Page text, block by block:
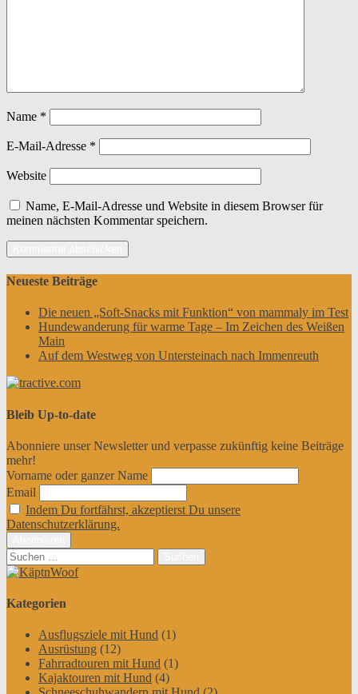
Name *
E-Mail-Adresse *
Website
Name, E-Mail-Adresse und Website in diesem Browser für
meinen nächsten Kommentar speichern.
Neueste Beiträge
Die neuen „Soft-Snacks mit Funktion“ von mammaly im Test
Hundewanderung für warme Tage – Im Zeichen des Weißen
Main
Auf dem Westweg von Untersteinach nach Immenreuth
Bleib Up-to-date
Abonniere unser Newsletter und verpasse zukünftig keine Beiträge
mehr!
Vorname oder ganzer Name
Email
Indem Du fortfährst, akzeptierst Du unsere
Datenschutzerklärung.
Suchen
nach:
Kategorien
Ausflugsziele mit Hund (1)
Ausrüstung (12)
Fahrradtouren mit Hund (1)
Kajaktouren mit Hund (4)